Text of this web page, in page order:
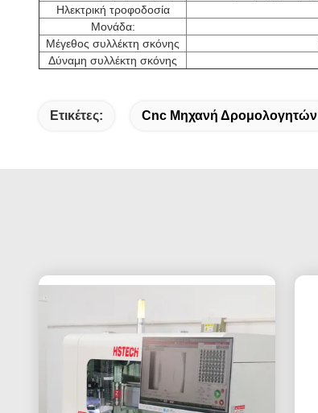
Ηλεκτρική τροφοδοσία
Μονάδα:
Μέγεθος συλλέκτη σκόνης
Δύναμη συλλέκτη σκόνης
Ετικέτες: Cnc Μηχανή Δρομολογητών